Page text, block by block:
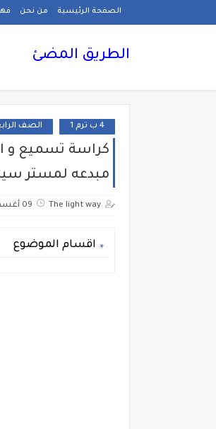
الصفحة الرئيسية من نحن
الطريق المضئ
4 ب ترم 1 الصف
كراسة تسميع و
مبدعه لمستر سيد
The light way 09 أغسطس 2023
اقسام الموضوع